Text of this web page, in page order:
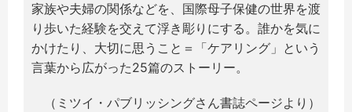
家族や夫婦の関係などを、国際母子保健の世界を渡
り歩いた経験を交えて浮き彫りにする。誰かを気に
かけたり、大切に思うこと＝「ケアリング」という
言葉から広がった25篇のストーリー。
（ミツイ・パブリッシングさん書誌ページより）